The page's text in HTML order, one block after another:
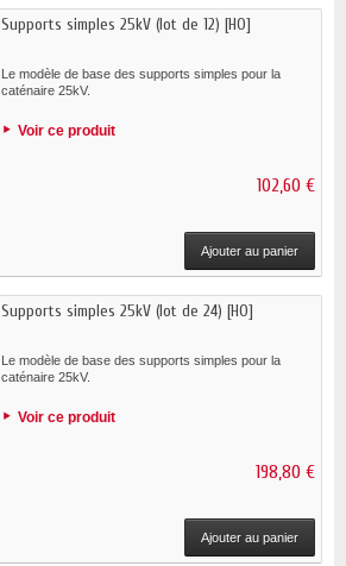
Supports simples 25kV (lot de 12) [HO]
Le modèle de base des supports simples pour la
caténaire 25kV.
Voir ce produit
102,60 €
Ajouter au panier
Supports simples 25kV (lot de 24) [HO]
Le modèle de base des supports simples pour la
caténaire 25kV.
Voir ce produit
198,80 €
Ajouter au panier